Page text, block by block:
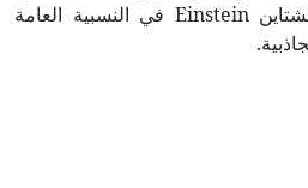
التجاذب الكوني ونظرية آينشتاين Einstein في النسبية العامة